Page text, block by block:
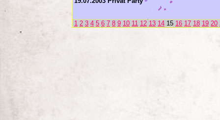
1 2 3 4 5 6 7 8 9 10 11 12 13 14 15 16 17 18 19 20